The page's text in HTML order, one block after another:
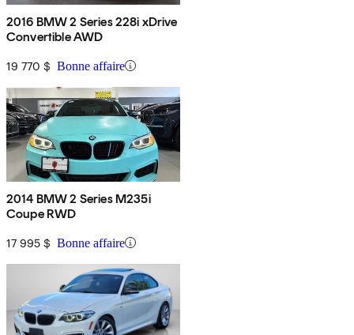
2016 BMW 2 Series 228i xDrive
Convertible AWD
19 770 $ Bonne affaire
2014 BMW 2 Series M235i
Coupe RWD
17 995 $ Bonne affaire